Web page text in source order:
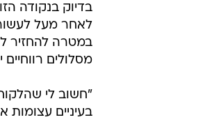
בדיוק בנקודה
לאחר מעל
במטרה להחזיר
מסלולים
"חשוב לי
בעיניים עצומות